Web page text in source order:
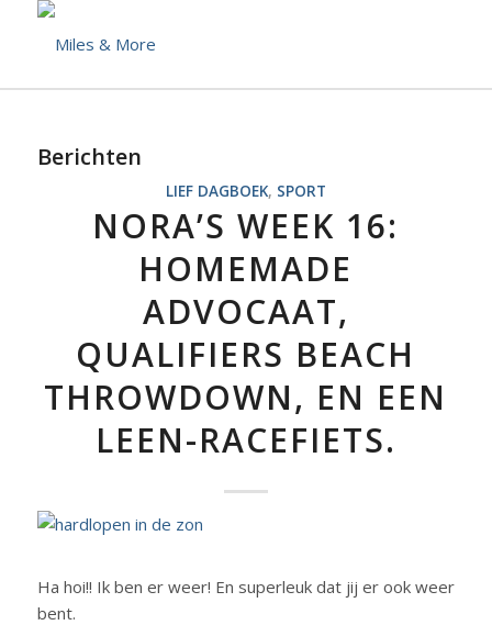
Berichten
LIEF DAGBOEK, SPORT
NORA’S WEEK 16:
HOMEMADE
ADVOCAAT,
QUALIFIERS BEACH
THROWDOWN, EN EEN
LEEN-RACEFIETS.
Ha hoi!! Ik ben er weer! En superleuk dat jij er ook weer
bent.